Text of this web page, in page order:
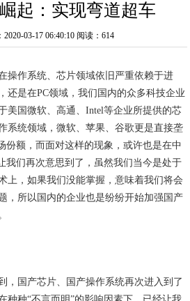
起：实现弯道超车
03-17 06:40:10 阅读：614
操作系统、芯片领域依旧严重依赖于进
还是在PC领域，我们国内的众多科技企业
美国微软、高通、Intel等企业所提供的芯
系统领域，微软、苹果、谷歌更是直接垄
份额，而面对这样的现象，或许也是在中
我们再次意思到了，虽然我们当今是处于
上，如果我们没能掌握，意味着我们将会
，所以国内的企业也是纷纷开始加强国产
，国产芯片、国产操作系统再次进入到了